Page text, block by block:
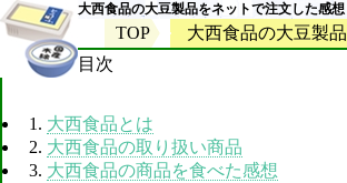
大西食品の大豆製品をネットで注文した感想
TOP
大西食品の大豆製品
目次
1. 大西食品とは
2. 大西食品の取り扱い商品
3. 大西食品の商品を食べた感想